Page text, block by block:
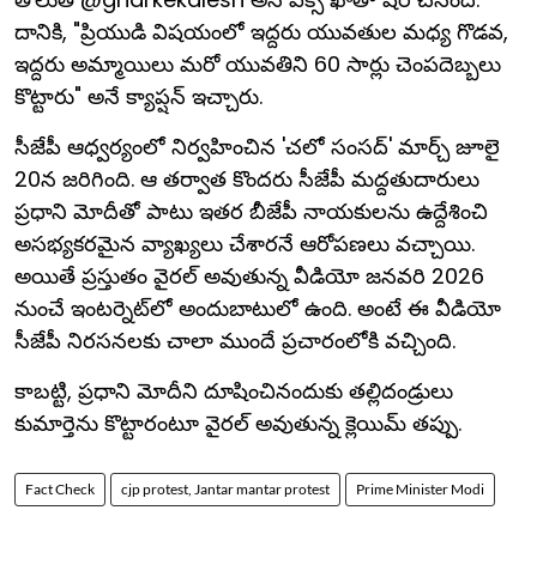
దానికి, "ప్రియుడి విషయంలో ఇద్దరు యువతుల మధ్య గొడవ,
ఇద్దరు అమ్మాయిలు మరో యువతిని 60 సార్లు చెంపదెబ్బలు
కొట్టారు" అనే క్యాప్షన్ ఇచ్చారు.
సీజేపీ ఆధ్వర్యంలో నిర్వహించిన 'చలో సంసద్' మార్చ్ జూలై
20న జరిగింది. ఆ తర్వాత కొందరు సీజేపీ మద్దతుదారులు
ప్రధాని మోదీతో పాటు ఇతర బీజేపీ నాయకులను ఉద్దేశించి
అసభ్యకరమైన వ్యాఖ్యలు చేశారనే ఆరోపణలు వచ్చాయి.
అయితే ప్రస్తుతం వైరల్ అవుతున్న వీడియో జనవరి 2026
నుంచే ఇంటర్నెట్‌లో అందుబాటులో ఉంది. అంటే ఈ వీడియో
సీజేపీ నిరసనలకు చాలా ముందే ప్రచారంలోకి వచ్చింది.
కాబట్టి, ప్రధాని మోదీని దూషించినందుకు తల్లిదండ్రులు
కుమార్తెను కొట్టారంటూ వైరల్ అవుతున్న క్లెయిమ్ తప్పు.
Fact Check cjp protest, Jantar mantar protest Prime Minister Modi